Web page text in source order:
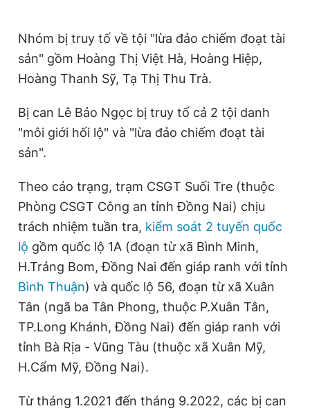
Phó tổng biên tập: Trần Việt Hưng
Tổng thư ký tòa soạn: Đức Trung
Giấy phép xuất bản số 110/GP - BTTTT cấp ngày 24.3.2020
© 2003-2026 Bản quyền thuộc về Báo Thanh Niên. Cấm sao
bản. Phát triển bởi ePi Technologies, JSC.
Nhóm bị truy tố về tội "lừa đảo chiếm đoạt tài
sản" gồm Hoàng Thị Việt Hà, Hoàng Hiệp,
Hoàng Thanh Sỹ, Tạ Thị Thu Trà.
Bị can Lê Bảo Ngọc bị truy tố cả 2 tội danh
"môi giới hối lộ" và "lừa đảo chiếm đoạt tài
sản".
Theo cáo trạng, trạm CSGT Suối Tre (thuộc
Phòng CSGT Công an tỉnh Đồng Nai) chịu
trách nhiệm tuần tra, kiểm soát 2 tuyến quốc
lộ gồm quốc lộ 1A (đoạn từ xã Bình Minh,
H.Trảng Bom, Đồng Nai đến giáp ranh với tỉnh
Bình Thuận) và quốc lộ 56, đoạn từ xã Xuân
Tân (ngã ba Tân Phong, thuộc P.Xuân Tân,
TP.Long Khánh, Đồng Nai) đến giáp ranh với
tỉnh Bà Rịa - Vũng Tàu (thuộc xã Xuân Mỹ,
H.Cẩm Mỹ, Đồng Nai).
Từ tháng 1.2021 đến tháng 9.2022, các bị can